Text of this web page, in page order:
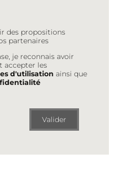
des propositions
partenaires
je reconnais avoir
accepter les
d'utilisation ainsi que
Valider